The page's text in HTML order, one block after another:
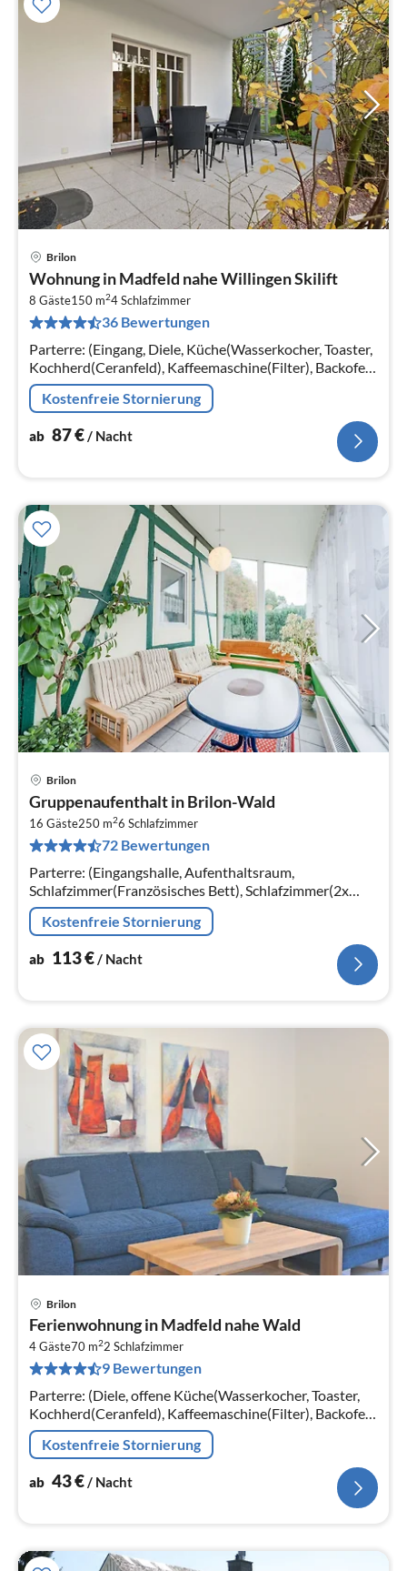
Brilon
Wohnung in Madfeld nahe Willingen Skilift
8 Gäste150 m24Schlafzimmer
36 Bewertungen
Parterre: (Eingang, Diele, Küche(Wasserkocher, Toaster,
Kochherd(Ceranfeld), Kaffeemaschine(Filter), Backofen,
Mikrowelle, Spülmaschine, Kühlschrank(+ Gefrierfach))
Kostenfreie Stornierung
ab 87€/ Nacht
Brilon
Gruppenaufenthalt in Brilon-Wald
16 Gäste250 m26 Schlafzimmer
72 Bewertungen
Parterre: (Eingangshalle, Aufenthaltsraum,
Schlafzimmer(Französisches Bett), Schlafzimmer(2x
Einzelbett, 2x Einzelunterschiebebett, Etagenbett für 3
Personen)
Kostenfreie Stornierung
ab 113€/ Nacht
Brilon
Ferienwohnung in Madfeld nahe Wald
4 Gäste70 m22 Schlafzimmer
9 Bewertungen
Parterre: (Diele, offene Küche(Wasserkocher, Toaster,
Kochherd(Ceranfeld), Kaffeemaschine(Filter), Backofen,
Mikrowelle, Spülmaschine, Kühlschrank(+ Gefrierfach))
Kostenfreie Stornierung
ab 43€/ Nacht